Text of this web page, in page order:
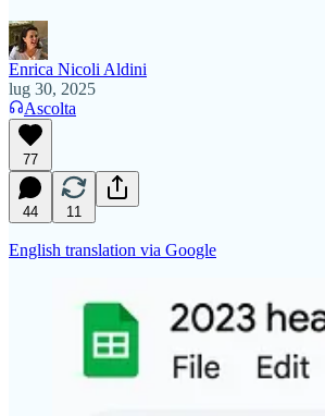
Enrica Nicoli Aldini
lug 30, 2025
Ascolta
77
44 11
English translation via Google